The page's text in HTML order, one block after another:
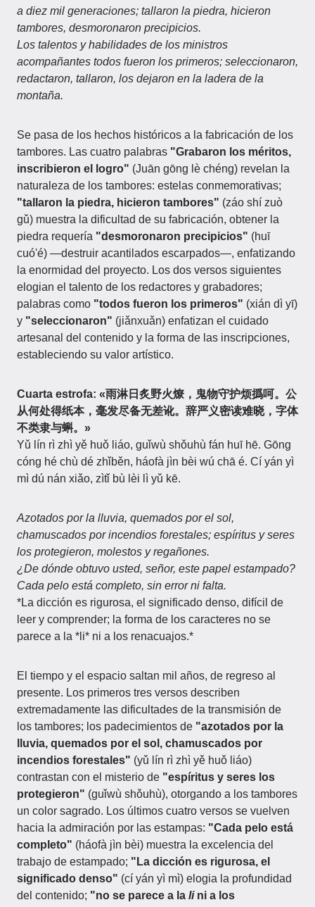
a diez mil generaciones; tallaron la piedra, hicieron
tambores, desmoronaron precipicios.
Los talentos y habilidades de los ministros
acompañantes todos fueron los primeros; seleccionaron,
redactaron, tallaron, los dejaron en la ladera de la
montaña.
Se pasa de los hechos históricos a la fabricación de los
tambores. Las cuatro palabras "Grabaron los méritos,
inscribieron el logro" (Juān gōng lè chéng) revelan la
naturaleza de los tambores: estelas conmemorativas;
"tallaron la piedra, hicieron tambores" (záo shí zuò
gǔ) muestra la dificultad de su fabricación, obtener la
piedra requería "desmoronaron precipicios" (huī
cuó'é) —destruir acantilados escarpados—, enfatizando
la enormidad del proyecto. Los dos versos siguientes
elogian el talento de los redactores y grabadores;
palabras como "todos fueron los primeros" (xián dì yī)
y "seleccionaron" (jiǎnxuǎn) enfatizan el cuidado
artesanal del contenido y la forma de las inscripciones,
estableciendo su valor artístico.
Cuarta estrofa: «雨淋日炙野火燎，鬼物守护烦撝呵。公
从何处得纸本，毫发尽备无差讹。辞严义密读难晓，字体
不类隶与蝌。»
Yǔ lín rì zhì yě huǒ liáo, guǐwù shǒuhù fán huī hē. Gōng
cóng hé chù dé zhǐběn, háofà jìn bèi wú chā é. Cí yán yì
mì dú nán xiǎo, zìtǐ bù lèi lì yǔ kē.
Azotados por la lluvia, quemados por el sol,
chamuscados por incendios forestales; espíritus y seres
los protegieron, molestos y regañones.
¿De dónde obtuvo usted, señor, este papel estampado?
Cada pelo está completo, sin error ni falta.
*La dicción es rigurosa, el significado denso, difícil de
leer y comprender; la forma de los caracteres no se
parece a la *li* ni a los renacuajos.*
El tiempo y el espacio saltan mil años, de regreso al
presente. Los primeros tres versos describen
extremadamente las dificultades de la transmisión de
los tambores; los padecimientos de "azotados por la
lluvia, quemados por el sol, chamuscados por
incendios forestales" (yǔ lín rì zhì yě huǒ liáo)
contrastan con el misterio de "espíritus y seres los
protegieron" (guǐwù shǒuhù), otorgando a los tambores
un color sagrado. Los últimos cuatro versos se vuelven
hacia la admiración por las estampas: "Cada pelo está
completo" (háofà jìn bèi) muestra la excelencia del
trabajo de estampado; "La dicción es rigurosa, el
significado denso" (cí yán yì mì) elogia la profundidad
del contenido; "no se parece a la lini a los